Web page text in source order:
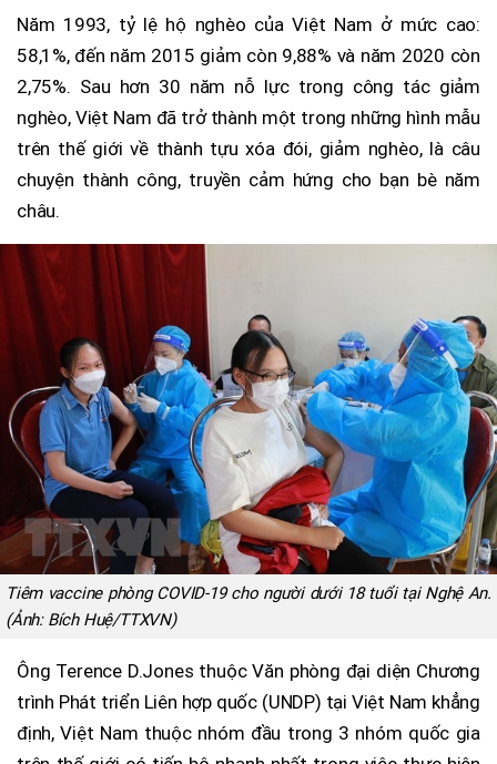
Năm 1993, tỷ lệ hộ nghèo của Việt Nam ở mức cao:
58,1%, đến năm 2015 giảm còn 9,88% và năm 2020 còn
2,75%. Sau hơn 30 năm nỗ lực trong công tác giảm
nghèo, Việt Nam đã trở thành một trong những hình mẫu
trên thế giới về thành tựu xóa đói, giảm nghèo, là câu
chuyện thành công, truyền cảm hứng cho bạn bè năm
châu.
Tiêm vaccine phòng COVID-19 cho người dưới 18 tuổi tại Nghệ An.
(Ảnh: Bích Huệ/TTXVN)
Ông Terence D.Jones thuộc Văn phòng đại diện Chương
trình Phát triển Liên hợp quốc (UNDP) tại Việt Nam khẳng
định, Việt Nam thuộc nhóm đầu trong 3 nhóm quốc gia